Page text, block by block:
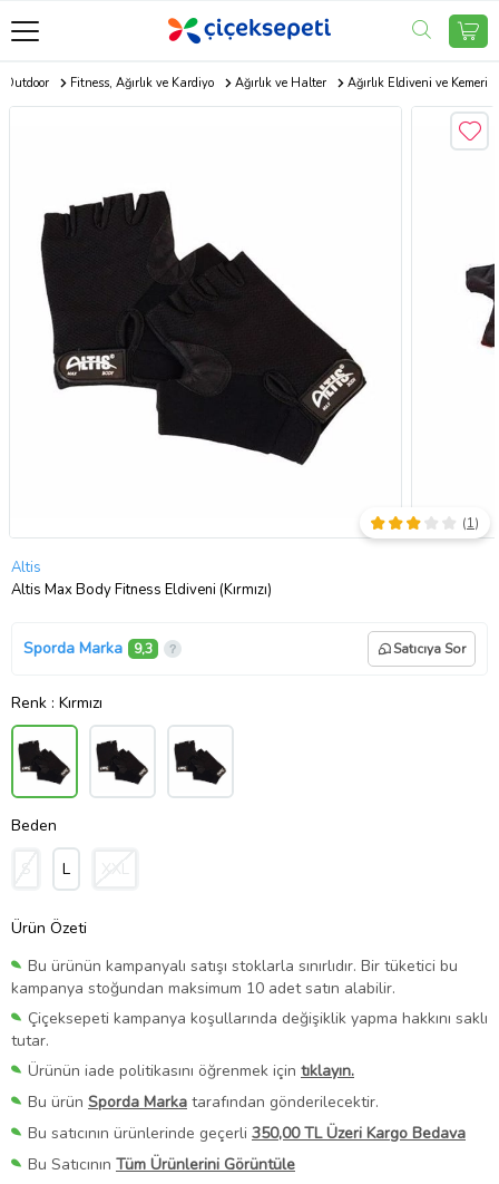
Outdoor Fitness, Ağırlık ve Kardiyo Ağırlık ve Halter Ağırlık Eldiveni ve Kemeri
Altis
Altis Max Body Fitness Eldiveni (Kırmızı)
(1)
Sporda Marka 9,3 Satıcıya Sor
Renk : Kırmızı
Beden
S L XXL
Ürün Özeti
Bu ürünün kampanyalı satışı stoklarla sınırlıdır. Bir tüketici bu
kampanya stoğundan maksimum 10 adet satın alabilir.
Çiçeksepeti kampanya koşullarında değişiklik yapma hakkını saklı
tutar.
Ürünün iade politikasını öğrenmek için tıklayın.
Bu ürün Sporda Marka tarafından gönderilecektir.
Bu satıcının ürünlerinde geçerli 350,00 TL Üzeri Kargo Bedava
Bu Satıcının Tüm Ürünlerini Görüntüle